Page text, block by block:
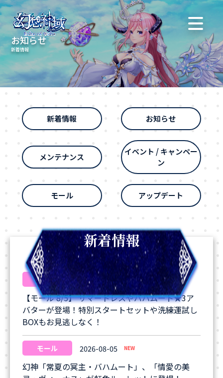
お知らせ
新着情報
新着情報 お知らせ
メンテナンス
イベント / キャンペー
ン
モール アップデート
新着情報
モール NEW
【モール 8/5】 サマードレスやバハムート★3ア
バターが登場！特別スタートセットや洗練運試し
BOXもお見逃しなく！
2026-08-05
モール NEW
幻神「常夏の冥主・バハムート」、「情愛の美
2026-08-05